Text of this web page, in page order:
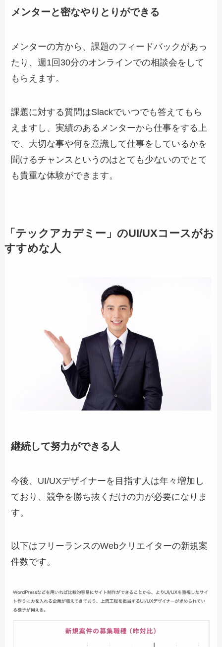
メンターと密なやりとりができる
メンターの方から、課題のフィードバックがあっ
たり、週1回30分のオンラインでの相談会をして
もらえます。
課題に対する質問はSlackでいつでも答えてもら
えますし、実績のあるメンターから仕事をする上
で、大切な事や何を意識して仕事をしているかを
聞けるチャンスというのはとても少ないのでとて
も貴重な体験ができます。
「テックアカデミー」のUI/UXコースがお
すすめな人
継続して努力ができる人
今後、UI/UXデザイナーを目指す人は年々増加し
ており、競争を勝ち抜くだけの力が必要になりま
す。
以下はフリーランスのWebクリエイターの新規案
件数です。